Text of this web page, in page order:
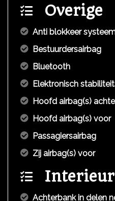
Overige
Anti blokkeer
Bestuurdersairbag
Bluetooth
Elektronisch
Hoofd airbag(s)
Hoofd airbag(s) voor
Passagiersairbag
Zij airbag(s) voor
Interieur
Achterbank in delen